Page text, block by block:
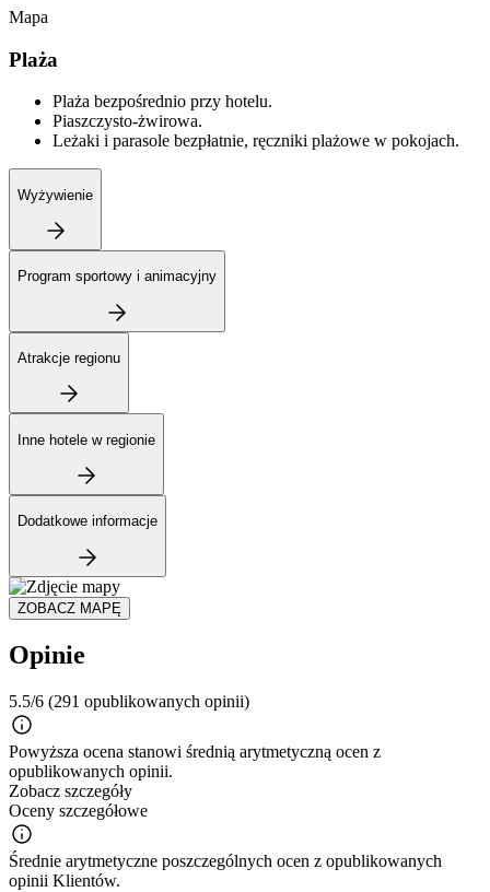
Mapa
Plaża
Plaża bezpośrednio przy hotelu.
Piaszczysto-żwirowa.
Leżaki i parasole bezpłatnie, ręczniki plażowe w pokojach.
Wyżywienie
Program sportowy i animacyjny
Atrakcje regionu
Inne hotele w regionie
Dodatkowe informacje
ZOBACZ MAPĘ
Opinie
5.5/6 (291 opublikowanych opinii)
Powyższa ocena stanowi średnią arytmetyczną ocen z
opublikowanych opinii.
Zobacz szczegóły
Oceny szczegółowe
Średnie arytmetyczne poszczególnych ocen z opublikowanych
opinii Klientów.